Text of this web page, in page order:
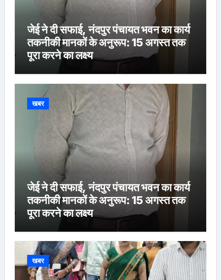
जेई ने दी सफाई, नंदपुर पंचायत भवन का कार्य
तकनीकी मानकों के अनुरूप: 15 अगस्त तक
पूरा करने का लक्ष्य
खबर
जेई ने दी सफाई, नंदपुर पंचायत भवन का कार्य
तकनीकी मानकों के अनुरूप: 15 अगस्त तक
पूरा करने का लक्ष्य
खबर